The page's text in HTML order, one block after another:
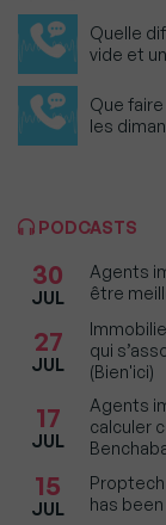
Quelle
vide et
Que
les
PODCASTS
30
JUL
Agents
être
27
JUL
qui
(Bien'ici)
17
JUL
Agents
calculer
15
JUL
Proptech
has